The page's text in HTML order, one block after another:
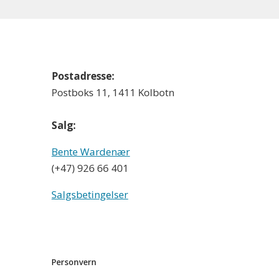
Postadresse:
Postboks 11, 1411 Kolbotn
Salg:
Bente Wardenær
(+47) 926 66 401
Salgsbetingelser
Personvern